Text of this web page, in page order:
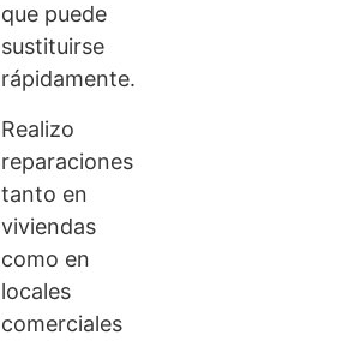
que puede
sustituirse
rápidamente.
Realizo
reparaciones
tanto en
viviendas
como en
locales
comerciales